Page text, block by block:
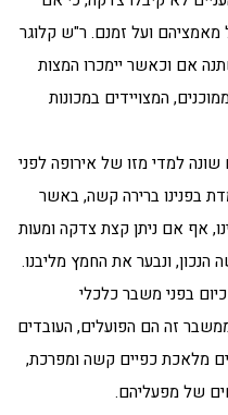
מאמציהם ועל זמנם. ר"ש קלוגר
אם וכאשר יימכרו המצות
המצויידים במכונות
שונה למדי מזו של אירופה לפני
בפנינו ברירה קשה, באשר
אף אם ניתן קצת צדקה ומעות
ונבער את החמץ מליבנו.
בפני משבר כלכלי
זה הם הפועלים, העובדים
מלאכת כפיים קשה ומפרכת,
של מפעליהם.